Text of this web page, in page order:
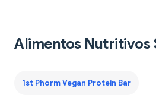
Alimentos Nutritivos
1st Phorm Vegan Protein Bar